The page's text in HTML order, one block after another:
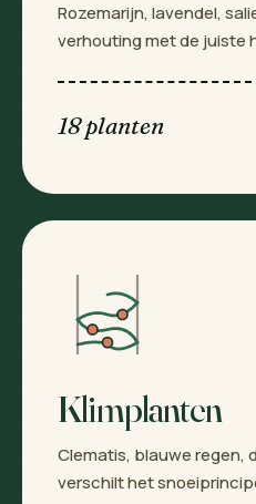
Rozemarijn, lavendel,
verhouting met de juiste
18 planten
Klimplanten
Clematis, blauwe regen,
verschilt het